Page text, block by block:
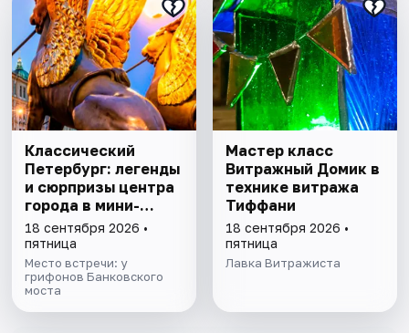
Классический
Петербург: легенды
и сюрпризы центра
города в мини-
группе
18 сентября 2026 •
пятница
Место встречи: у
грифонов Банковского
моста
Мастер класс
Витражный Домик в
технике витража
Тиффани
18 сентября 2026 •
пятница
Лавка Витражиста